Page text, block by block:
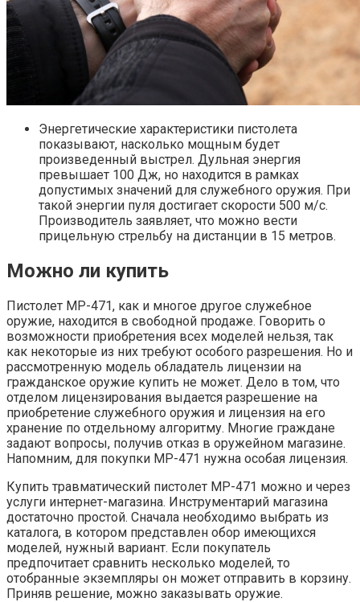
Энергетические характеристики пистолета
показывают, насколько мощным будет
произведенный выстрел. Дульная энергия
превышает 100 Дж, но находится в рамках
допустимых значений для служебного оружия. При
такой энергии пуля достигает скорости 500 м/с.
Производитель заявляет, что можно вести
прицельную стрельбу на дистанции в 15 метров.
Можно ли купить
Пистолет МР-471, как и многое другое служебное
оружие, находится в свободной продаже. Говорить о
возможности приобретения всех моделей нельзя, так
как некоторые из них требуют особого разрешения. Но и
рассмотренную модель обладатель лицензии на
гражданское оружие купить не может. Дело в том, что
отделом лицензирования выдается разрешение на
приобретение служебного оружия и лицензия на его
хранение по отдельному алгоритму. Многие граждане
задают вопросы, получив отказ в оружейном магазине.
Напомним, для покупки МР-471 нужна особая лицензия.
Купить травматический пистолет МР-471 можно и через
услуги интернет-магазина. Инструментарий магазина
достаточно простой. Сначала необходимо выбрать из
каталога, в котором представлен обор имеющихся
моделей, нужный вариант. Если покупатель
предпочитает сравнить несколько моделей, то
отобранные экземпляры он может отправить в корзину.
Приняв решение, можно заказывать оружие.